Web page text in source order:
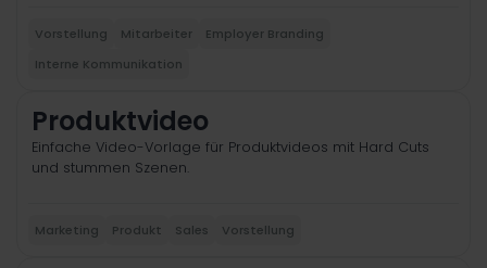
Vorstellung Mitarbeiter
Employer Branding
Interne Kommunikation
Produktvideo
Einfache Video-Vorlage für Produktvideos mit Hard Cuts
und stummen Szenen.
Marketing Produkt Sales Vorstellung